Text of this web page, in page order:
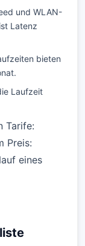
und WLAN-
Latenz
bieten
Laufzeit
Tarife:
Preis:
eines